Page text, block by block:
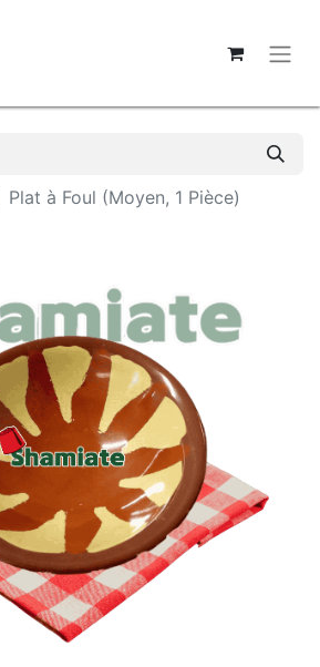
Plat à Foul (Moyen, 1 Pièce)